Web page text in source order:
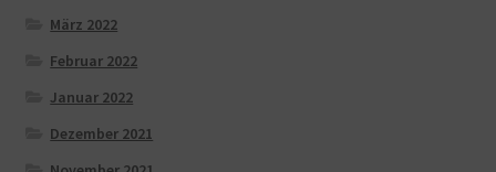
März 2022
Februar 2022
Januar 2022
Dezember 2021